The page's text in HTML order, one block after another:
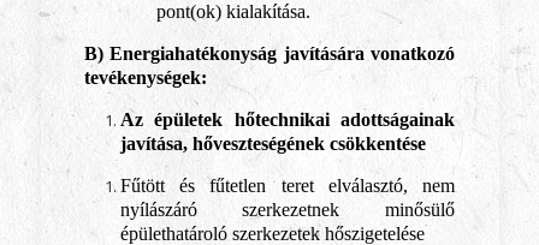
pont(ok) kialakítása.
B) Energiahatékonyság javítására vonatkozó
tevékenységek:
Az épületek hőtechnikai adottságainak
javítása, hőveszteségének csökkentése
Fűtött és fűtetlen teret elválasztó, nem
nyílászáró szerkezetnek minősülő
épülethatároló szerkezetek hőszigetelése